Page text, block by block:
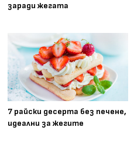
заради жегата
7 райски десерта без печене,
идеални за жегите